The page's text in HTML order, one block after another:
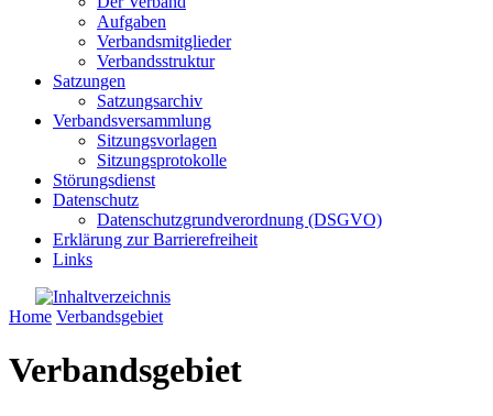
Aufgaben
Verbandsmitglieder
Verbandsstruktur
Satzungen
Satzungsarchiv
Verbandsversammlung
Sitzungsvorlagen
Sitzungsprotokolle
Störungsdienst
Datenschutz
Datenschutzgrundverordnung (DSGVO)
Erklärung zur Barrierefreiheit
Links
Home Verbandsgebiet
Verbandsgebiet